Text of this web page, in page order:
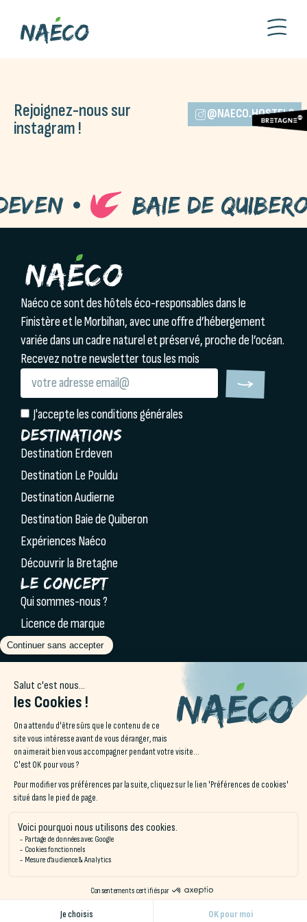
Rejoignez-nous sur
instagram !
@NAECO.HOSTELS
Baie de
Naéco ce sont des hôtels éco-responsables dans le
Finistère et le Morbihan, avec une offre d’hébergement
variée dans un cadre naturel et préservé, proche de l’océan.
Recevez notre newsletter tous les mois
J'accepte les conditions générales
Destinations
Destination Erdeven
Destination Le Pouldu
Destination Audierne
Destination Baie de Quiberon
Expériences Naéco
Découvrir la Bretagne
Le concept
Qui sommes-nous ?
Licence de marque
Partenaires & labels
Blog Naéco
Séminaires
Offres spéciales
Contact
Accès & Contact
22 rue de l’Oppidum
56340 Carnac
Mentions légales
CGV